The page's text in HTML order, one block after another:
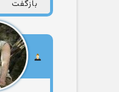
بازگفت